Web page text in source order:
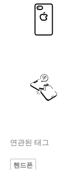
연관된 태그
핸드폰